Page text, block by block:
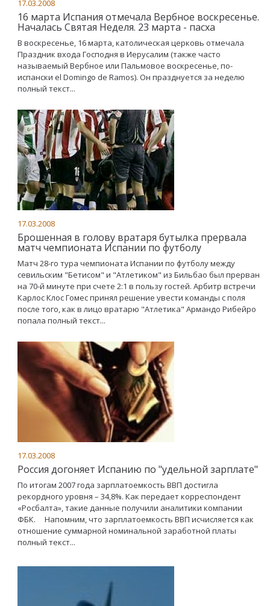
17.03.2008
16 марта Испания отмечала Вербное воскресенье.
Началась Святая Неделя. 23 марта - пасха
В воскресенье, 16 марта, католическая церковь отмечала
Праздник входа Господня в Иерусалим (также часто
называемый Вербное или Пальмовое воскресенье, по-
испански el Domingo de Ramos). Он празднуется за неделю
полный текст...
17.03.2008
Брошенная в голову вратаря бутылка прервала
матч чемпионата Испании по футболу
Матч 28-го тура чемпионата Испании по футболу между
севильским "Бетисом" и "Атлетиком" из Бильбао был прерван
на 70-й минуте при счете 2:1 в пользу гостей. Арбитр встречи
Карлос Клос Гомес принял решение увести команды с поля
после того, как в лицо вратарю "Атлетика" Армандо Рибейро
попала полный текст...
17.03.2008
Россия догоняет Испанию по "удельной зарплате"
По итогам 2007 года зарплатоемкость ВВП достигла
рекордного уровня – 34,8%. Как передает корреспондент
«Росбалта», такие данные получили аналитики компании
ФБК. Напомним, что зарплатоемкость ВВП исчисляется как
отношение суммарной номинальной заработной платы
полный текст...